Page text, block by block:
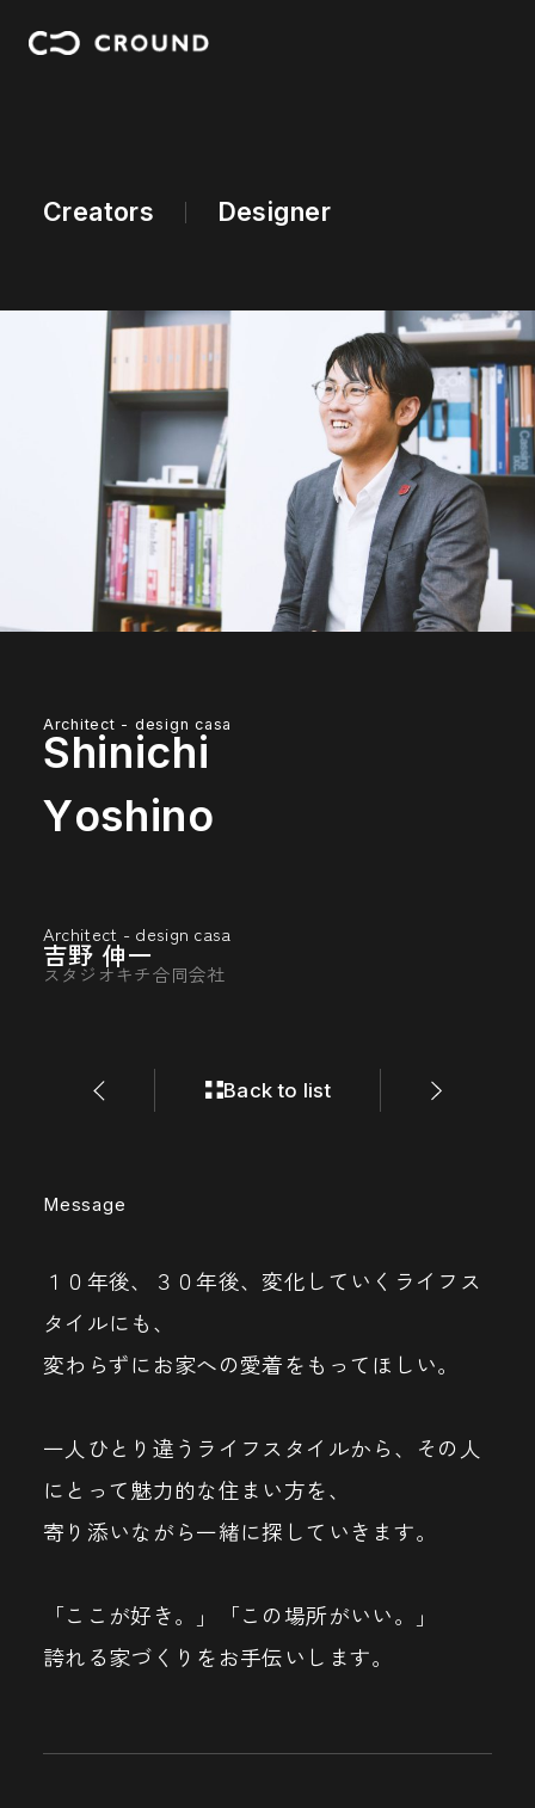
Creators Designer
Architect - design casa
Shinichi
Yoshino
Architect - design casa
吉野 伸一
スタジオキチ合同会社
Back to list
Message
１０年後、３０年後、変化していくライフス
タイルにも、
変わらずにお家への愛着をもってほしい。
一人ひとり違うライフスタイルから、その人
にとって魅力的な住まい方を、
寄り添いながら一緒に探していきます。
「ここが好き。」「この場所がいい。」
誇れる家づくりをお手伝いします。